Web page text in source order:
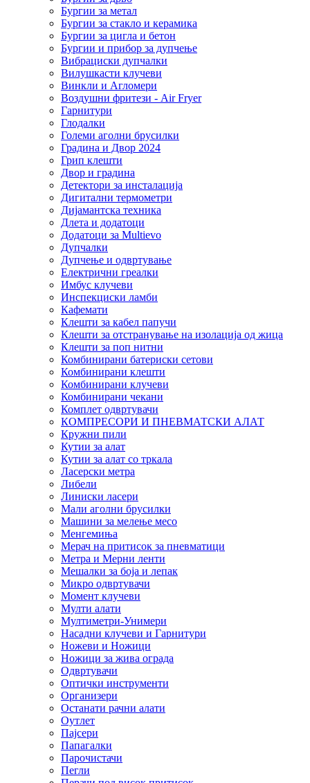
Бургии за метал
Бургии за стакло и керамика
Бургии за цигла и бетон
Бургии и прибор за дупчење
Вибрациски дупчалки
Вилушкасти клучеви
Винкли и Агломери
Воздушни фритези - Air Fryer
Гарнитури
Глодалки
Големи аголни брусилки
Градина и Двор 2024
Грип клешти
Двор и градина
Детектори за инсталација
Дигитални термометри
Дијамантска техника
Длета и додатоци
Додатоци за Multievo
Дупчалки
Дупчење и одвртување
Електрични греалки
Имбус клучеви
Инспекциски ламби
Кафемати
Клешти за кабел папучи
Клешти за отстранување на изолација од жица
Клешти за поп нитни
Комбинирани батериски сетови
Комбинирани клешти
Комбинирани клучеви
Комбинирани чекани
Комплет одвртувачи
КОМПРЕСОРИ И ПНЕВМАТСКИ АЛАТ
Кружни пили
Кутии за алат
Кутии за алат со тркала
Ласерски метра
Либели
Линиски ласери
Мали аголни брусилки
Машини за мелење месо
Менгемиња
Мерач на притисок за пневматици
Метра и Мерни ленти
Мешалки за боја и лепак
Микро одвртувачи
Момент клучеви
Мулти алати
Мултиметри-Унимери
Насадни клучеви и Гарнитури
Ножеви и Ножици
Ножици за жива ограда
Одвртувачи
Оптички инструменти
Организери
Останати рачни алати
Оутлет
Пајсери
Папагалки
Парочистачи
Пегли